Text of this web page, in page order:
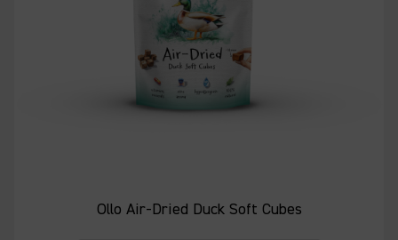
Ollo Air-Dried Duck Soft Cubes